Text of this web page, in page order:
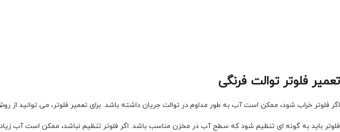
تعمیر فلوتر توالت فرنگی
اگر فلوتر خراب شود، ممکن است آب به طور مداوم در توالت جریان داشته باشد. برای تعمیر فلوتر، می توانید از
فلوتر باید به گونه ای تنظیم شود که سطح آب در مخزن مناسب باشد. اگر فلوتر تنظیم نباشد، ممکن است آب